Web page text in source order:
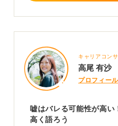
キャリアコン
高尾 有沙
プロフィー
嘘はバレる可能性が高
高く語ろう